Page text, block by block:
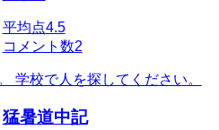
平均点4.5
コメント数2
学校で人を探してください。
猛暑道中記